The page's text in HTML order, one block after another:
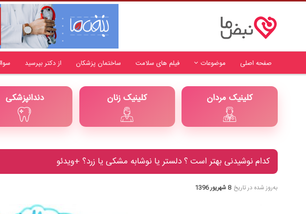
صفحه اصلی موضوعات فیلم های سلامت ساختمان پزشکان از دکتر بپرسید
دندانپزشکی کلینیک زنان کلینیک مردان
کدام نوشیدنی بهتر است ؟ دلستر یا نوشابه مشکی یا زرد؟ +ویدئو
به‌روز شده در تاریخ 8 شهریور 1396